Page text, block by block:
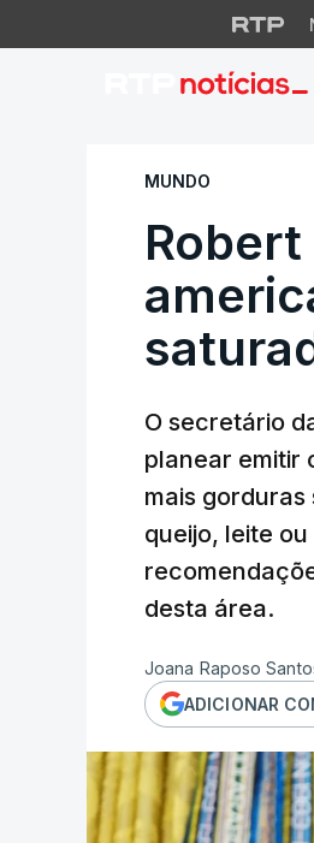
Robert
MUNDO
O secretário
planear emitir
mais
queijo, leite
desta área.
Joana Raposo
ADICIONAR